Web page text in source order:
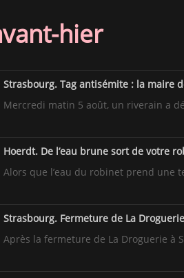
hier
Strasbourg. Tag antisémite : la maire
Mercredi matin 5 août, un riverain a
Hoerdt. De l’eau brune sort de votre
Alors que l’eau du robinet prend une
Strasbourg. Fermeture de La
Après la fermeture de La Droguerie à